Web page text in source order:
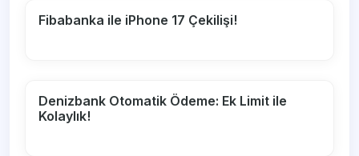
Fibabanka ile iPhone 17 Çekilişi!
Denizbank Otomatik Ödeme: Ek Limit ile
Kolaylık!